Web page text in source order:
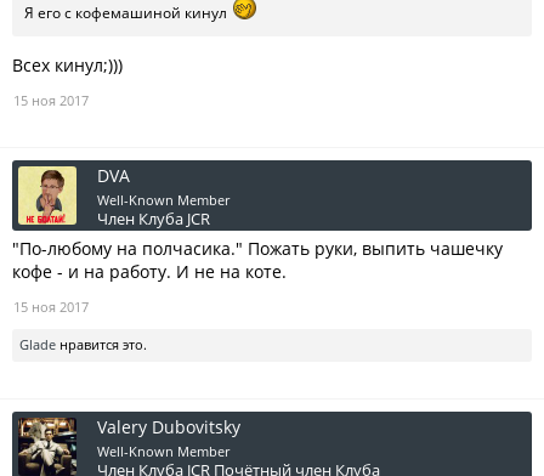
Я его с кофемашиной кинул
Всех кинул;)))
15 ноя 2017
DVA
Well-Known Member
Член Клуба JCR
"По-любому на полчасика." Пожать руки, выпить чашечку
кофе - и на работу. И не на коте.
15 ноя 2017
Glade нравится это.
Valery Dubovitsky
Well-Known Member
Член Клуба JCR Почётный член Клуба